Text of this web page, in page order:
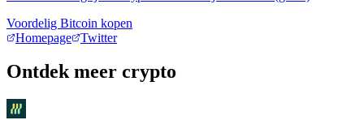
Voordelig Bitcoin kopen
Homepage
Twitter
Ontdek meer crypto